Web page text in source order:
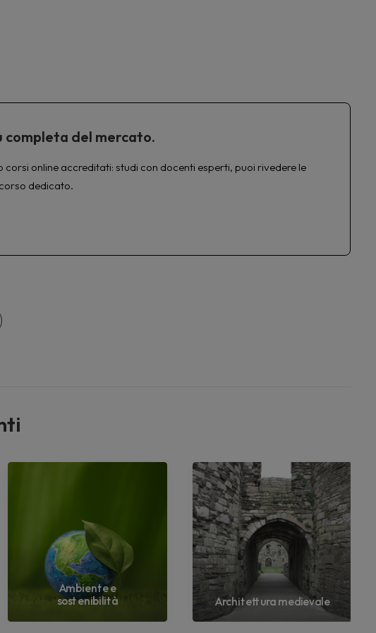
del mercato.
online accreditati: studi con docenti esperti, puoi rivedere le
dedicato.
Ambiente e
sostenibilità
Architettura medievale